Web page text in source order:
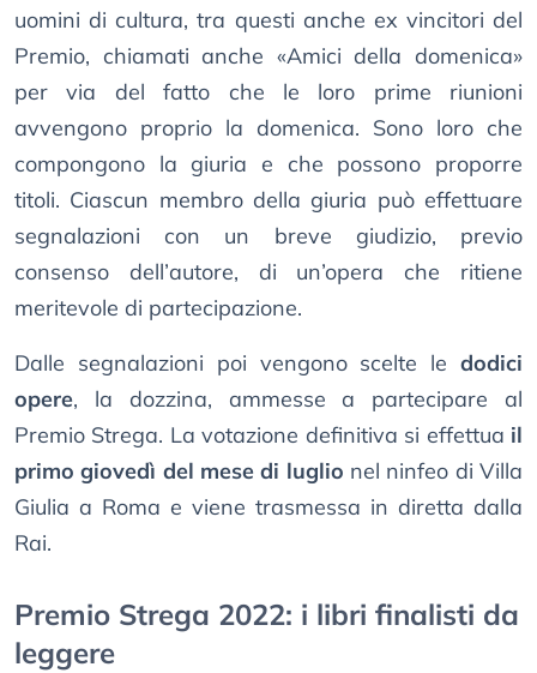
uomini di cultura, tra questi anche ex vincitori del
Premio, chiamati anche «Amici della domenica»
per via del fatto che le loro prime riunioni
avvengono proprio la domenica. Sono loro che
compongono la giuria e che possono proporre
titoli. Ciascun membro della giuria può effettuare
segnalazioni con un breve giudizio, previo
consenso dell’autore, di un’opera che ritiene
meritevole di partecipazione.
Dalle segnalazioni poi vengono scelte le dodici
opere, la dozzina, ammesse a partecipare al
Premio Strega. La votazione definitiva si effettua il
primo giovedì del mese di luglio nel ninfeo di Villa
Giulia a Roma e viene trasmessa in diretta dalla
Rai.
Premio Strega 2022: i libri finalisti da
leggere